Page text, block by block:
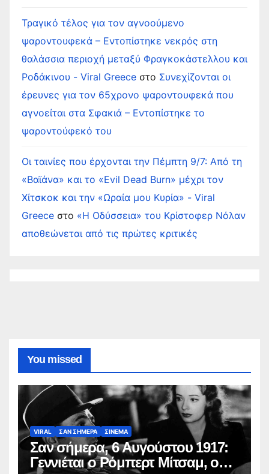
Τραγικό τέλος για τον αγνοούμενο
ψαροντουφεκά – Εντοπίστηκε νεκρός στη
θαλάσσια περιοχή μεταξύ Φραγκοκάστελλου και
Ροδάκινου - Viral Greece στο Συνεχίζονται οι
έρευνες για τον 65χρονο ψαροντουφεκά που
αγνοείται στα Σφακιά – Εντοπίστηκε το
ψαροντούφεκό του
Οι ταινίες που έρχονται την Πέμπτη 9/7: Από τη
«Βαϊάνα» και το «Evil Dead Burn» μέχρι τον
Χίτσκοκ και την «Ωραία μου Κυρία» - Viral
Greece στο «Η Οδύσσεια» του Κρίστοφερ Νόλαν
αποθεώνεται από τις πρώτες κριτικές
You missed
VIRAL ΣΑΝ ΣΗΜΕΡΑ ΣΙΝΕΜΑ
Σαν σήμερα, 6 Αυγούστου 1917:
Γεννιέται ο Ρόμπερτ Μίτσαμ, ο